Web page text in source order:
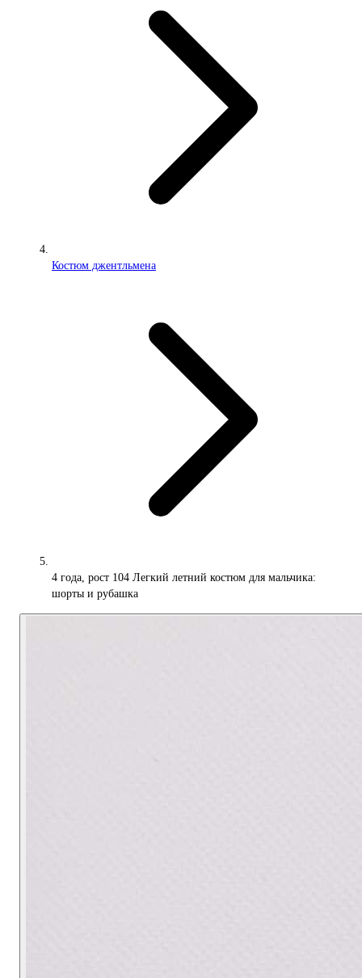
Костюм джентльмена
4 года, рост 104 Легкий летний костюм для мальчика:
шорты и рубашка